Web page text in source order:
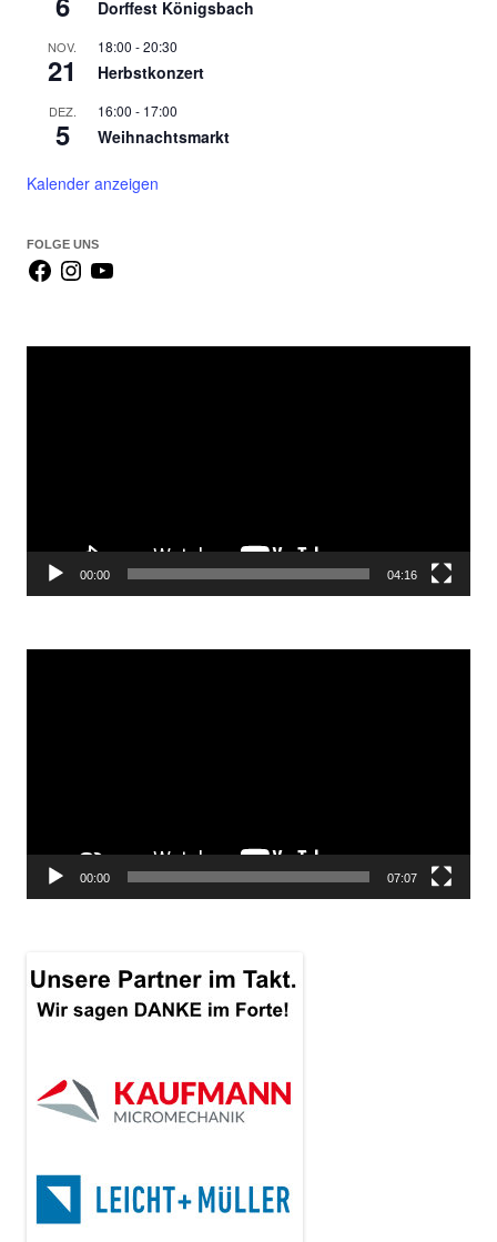
Dorffest Königsbach
NOV.
21
18:00 -20:30
Herbstkonzert
DEZ.
5
16:00 - 17:00
Weihnachtsmarkt
Kalender anzeigen
FOLGE UNS
00:00 04:16
00:00 07:07